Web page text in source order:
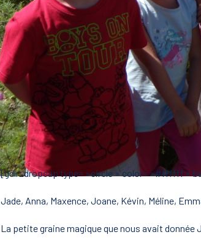
[gdlr_dropcap type= »circle » color= »#ffffff »
Jade, Anna, Maxence, Joane, Kévin, Méline,
La petite graine magique que nous avait donnée